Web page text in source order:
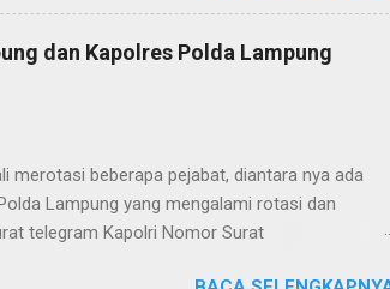
“Anggota Satlantas Polres Metro
melanggar lalulintas tepatnya di TL Taqwa
Kendaraan ini sehabis bongkar muat tepung
dan Kapolres Polda Lampung
merotasi beberapa pejabat, diantara nya ada
Lampung yang mengalami rotasi dan
telegram Kapolri Nomor Surat